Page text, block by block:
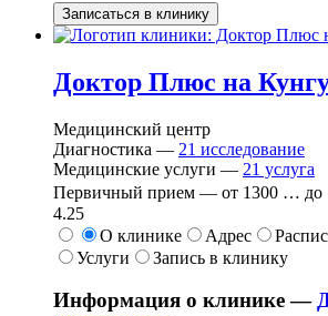
Записаться в клинику
Доктор Плюс на
Медицинский центр
Диагностика — 21 исследование
Медицинские услуги — 21 услуга
Первичный прием — от 1300 … до
4.25
О клинике
Адрес
Услуги
Запись в клинику
Информация о клинике —